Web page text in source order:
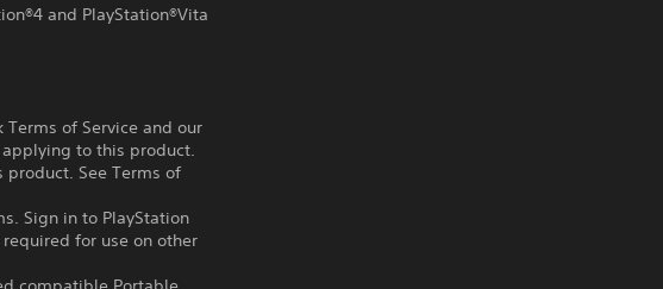
and PlayStation®Vita
of Service and our
to this product.
See Terms of
Sign in to PlayStation
for use on other